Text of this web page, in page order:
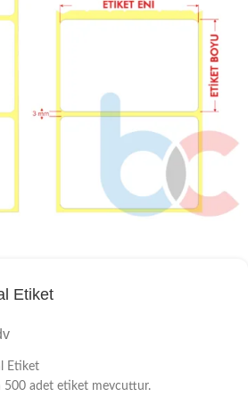
Etiket
Etiket
500 adet etiket mevcuttur.